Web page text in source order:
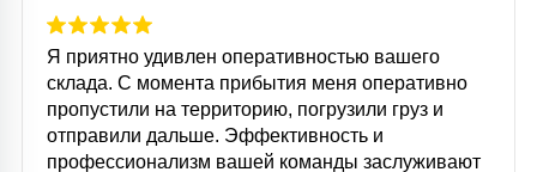
Я приятно удивлен оперативностью вашего
склада. С момента прибытия меня оперативно
пропустили на территорию, погрузили груз и
отправили дальше. Эффективность и
профессионализм вашей команды заслуживают